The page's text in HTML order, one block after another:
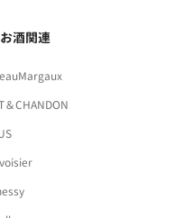
お酒関連
＆CHANDON